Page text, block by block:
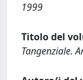
1999
Titolo del
Tangenziale.